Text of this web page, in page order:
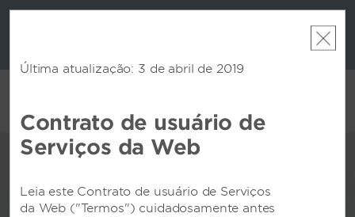
mais
também
CONTA
SOBRE O WYNDHAM
Última atualização: 3 de abril de 2019
Contrato de usuário de
Serviços da Web
Leia este Contrato de usuário de Serviços
da Web ("Termos") cuidadosamente antes